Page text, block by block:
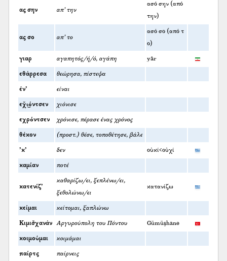
ας σην απ’ την
ασό σην (από
την)
ας σο απ’ το
ασό σο (από τ
ο)
γιαρ αγαπητός/ή/ό, αγάπη yâr
εθάρρεσα θεώρησα, πίστεψα
έν’ είναι
εχ̌ι͜όντσεν χιόνισε
εχρόντσεν χρόνισε, πέρασε ένας χρόνος
θέκον (προστ.) θέσε, τοποθέτησε, βάλε
’κ’ δεν οὐκί<οὐχί
καμίαν ποτέ
κατενίζ’
καθαρίζω/ει, ξεπλένω/ει,
ξεθολώνω/ει
κατανίζω
κείμαι κείτομαι, ξαπλώνω
Κιμισ̌χανάν Αργυρούπολη του Πόντου Gümüşhane
κοιμούμαι κοιμάμαι
παίρτς παίρνεις